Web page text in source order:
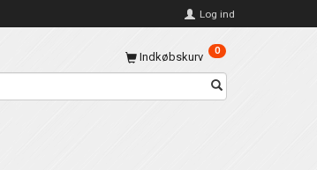
Log ind
Indkøbskurv 0